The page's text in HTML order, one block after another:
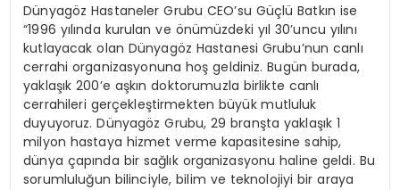
Dünyagöz Hastaneler Grubu CEO’su Güçlü Batkın ise
“1996 yılında kurulan ve önümüzdeki yıl 30’uncu yılını
kutlayacak olan Dünyagöz Hastanesi Grubu’nun canlı
cerrahi organizasyonuna hoş geldiniz. Bugün burada,
yaklaşık 200’e aşkın doktorumuzla birlikte canlı
cerrahileri gerçekleştirmekten büyük mutluluk
duyuyoruz. Dünyagöz Grubu, 29 branşta yaklaşık 1
milyon hastaya hizmet verme kapasitesine sahip,
dünya çapında bir sağlık organizasyonu haline geldi. Bu
sorumluluğun bilinciyle, bilim ve teknolojiyi bir araya